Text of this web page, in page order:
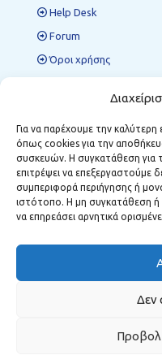
Για να παρέχουμε την καλύτερη
όπως cookies για την
συσκευών. Η συγκατάθεση για
επιτρέψει να
συμπεριφορά περιήγησης ή
ιστότοπο. Η μη συγκατάθεση ή
να επηρεάσει αρνητικά
Δεν
Help Desk
Forum
Όροι χρήσης
Περιφερειακές Δομές
Κοζάνη:Κωστή Παλαμά
Φλώρινα:Δημάρχου
Μεγαλόπολη: